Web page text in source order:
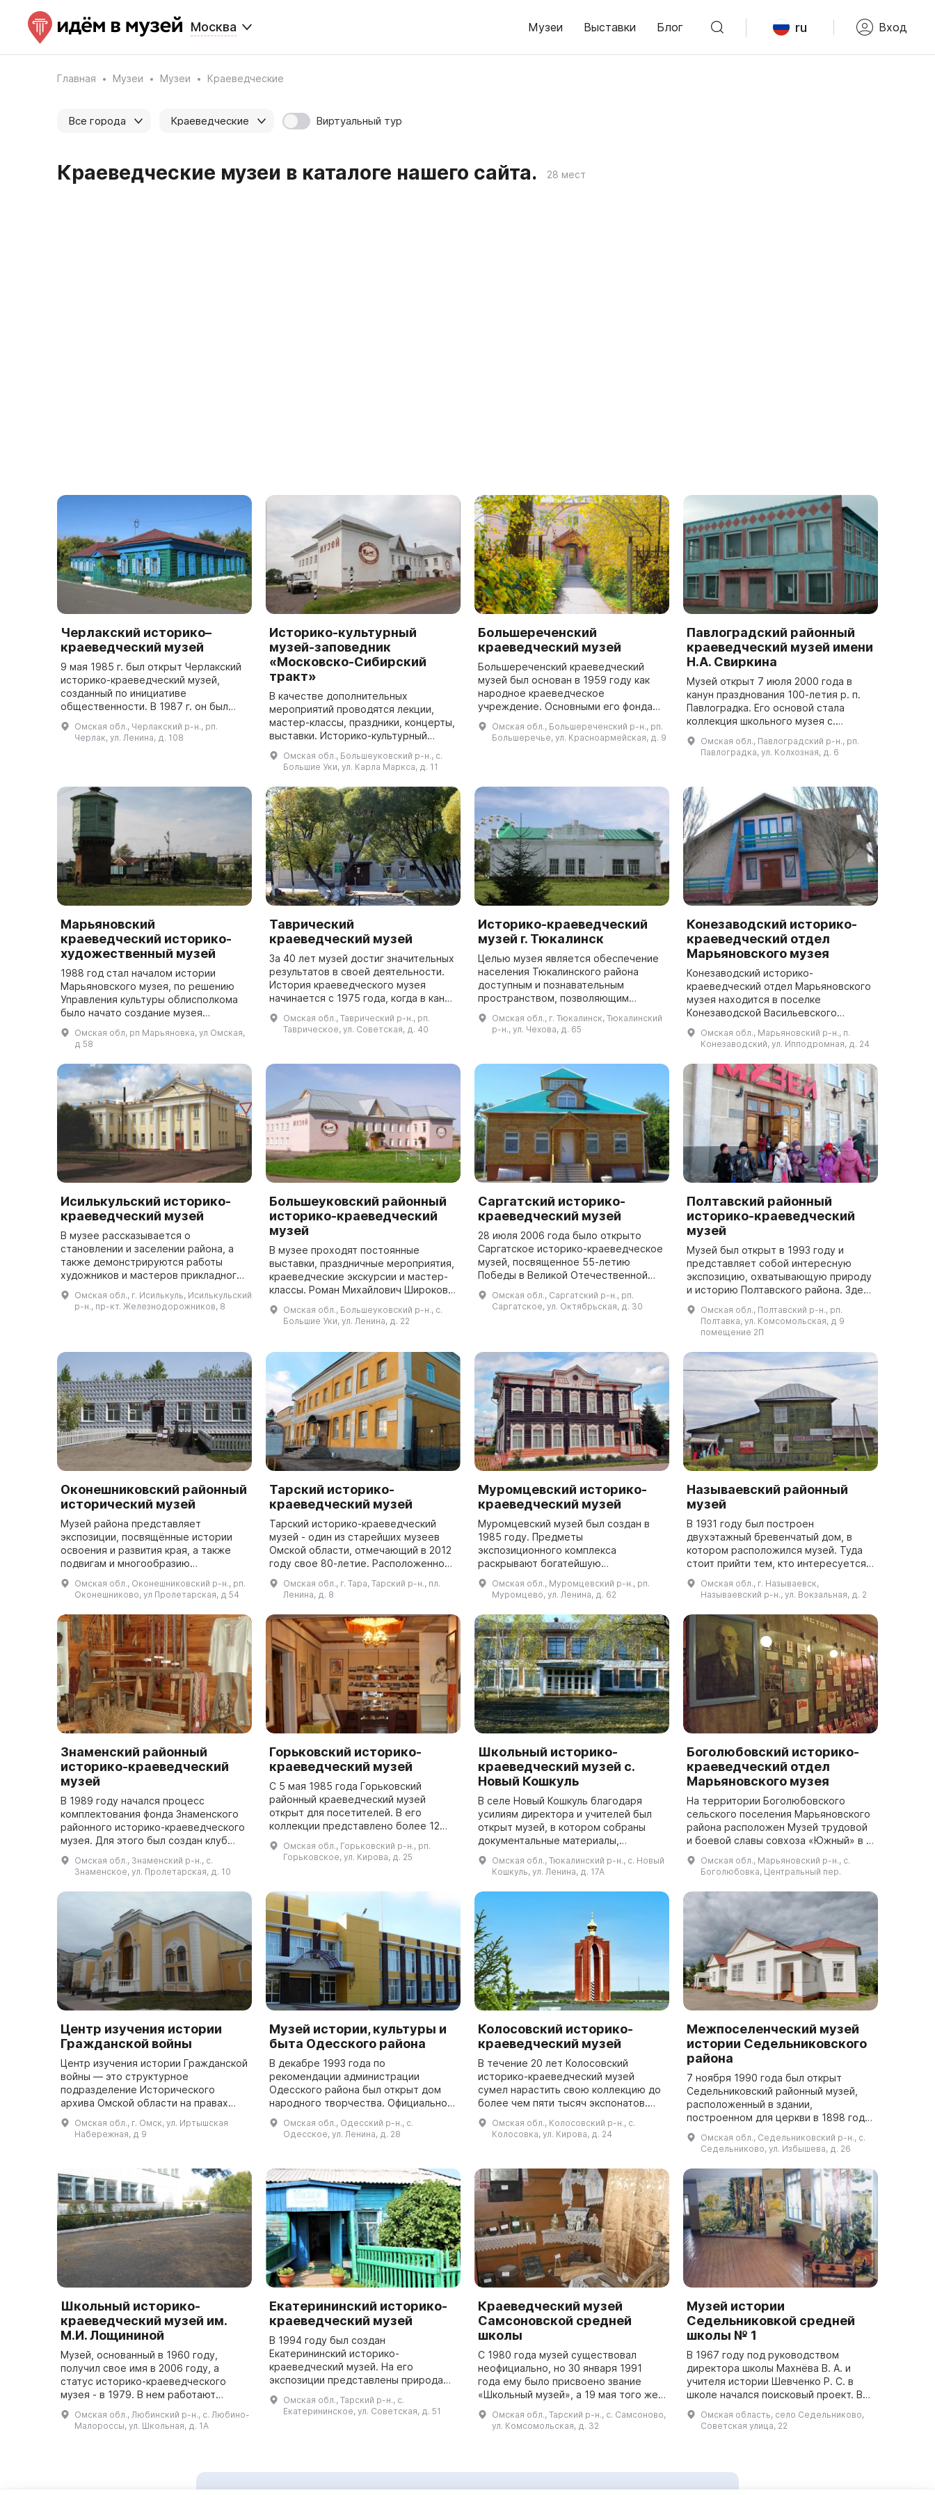
Москва Музеи Выставки Блог ru Вход
Главная Музеи Музеи Краеведческие
Все города Краеведческие Виртуальный тур
Краеведческие музеи в каталоге нашего сайта. 28 мест
Черлакский историко–
краеведческий музей
9 мая 1985 г. был открыт Черлакский
историко-краеведческий музей,
созданный по инициативе
общественности. В 1987 г. он был
переименован в «Народный музей».
Выставочная деятельность приносит
не только ...
Омская обл., Черлакский р-н., рп.
Черлак, ул. Ленина, д. 108
Историко-культурный
музей-заповедник
«Московско-Сибирский
тракт»
В качестве дополнительных
мероприятий проводятся лекции,
мастер-классы, праздники, концерты,
выставки. Историко-культурный
музей-заповедник «Московско-
Сибирский тракт» — это уникальное
место, посвяще...
Омская обл., Большеуковский р-н., с.
Большие Уки, ул. Карла Маркса, д. 11
Большереченский
краеведческий музей
Большереченский краеведческий
музей был основан в 1959 году как
народное краеведческое
учреждение. Основными его фондами
стали личная коллекция писателя и
краеведа В. С. Аношина. Здесь можно
найти кол...
Омская обл., Большереченский р-н., рп.
Большеречье, ул. Красноармейская, д. 9
Павлоградский районный
краеведческий музей имени
Н.А. Свиркина
Музей открыт 7 июля 2000 года в
канун празднования 100-летия р. п.
Павлоградка. Его основой стала
коллекция школьного музея с.
Тихвинка, переданная в р. п.
Павлоградка организатором музея —
Н.А. Свир...
Омская обл., Павлоградский р-н., рп.
Павлоградка, ул. Колхозная, д. 6
Марьяновский
краеведческий историко-
художественный музей
1988 год стал началом истории
Марьяновского музея, по решению
Управления культуры облисполкома
было начато создание музея
исторического профиля,
посвященного боям под Марьяновкой
в 1918 году. В 1995 г...
Омская обл, рп Марьяновка, ул Омская,
д 58
Таврический
краеведческий музей
За 40 лет музей достиг значительных
результатов в своей деятельности.
История краеведческого музея
начинается с 1975 года, когда в канун
30-летия Победы в Великой
Отечественной войне в Доме
пионеров ...
Омская обл., Таврический р-н., рп.
Таврическое, ул. Советская, д. 40
Историко-краеведческий
музей г. Тюкалинск
Целью музея является обеспечение
населения Тюкалинского района
доступным и познавательным
пространством, позволяющим
изучать славную историю региона.
Историко-краеведческий музей
Тюкалинского района ...
Омская обл., г. Тюкалинск, Тюкалинский
р-н., ул. Чехова, д. 65
Конезаводский историко-
краеведческий отдел
Марьяновского музея
Конезаводский историко-
краеведческий отдел Марьяновского
музея находится в поселке
Конезаводской Васильевского
сельского поселения. Музей был
основан в 1981 году на
общественных началах и под
название...
Омская обл., Марьяновский р-н., п.
Конезаводский, ул. Ипподромная, д. 24
Исилькульский историко-
краеведческий музей
В музее рассказывается о
становлении и заселении района, а
также демонстрируются работы
художников и мастеров прикладного
искусства. В зале природы и экологии
представлена мемориальная комната
В. С. Г...
Омская обл., г. Исилькуль, Исилькульский
р-н., пр-кт. Железнодорожников, 8
Большеуковский районный
историко-краеведческий
музей
В музее проходят постоянные
выставки, праздничные мероприятия,
краеведческие экскурсии и мастер-
классы. Роман Михайлович Широков
является основателем
Большеуковского историко-
краеведческого музея. ...
Омская обл., Большеуковский р-н., с.
Большие Уки, ул. Ленина, д. 22
Саргатский историко-
краеведческий музей
28 июля 2006 года было открыто
Саргатское историко-краеведческое
музей, посвященное 55-летию
Победы в Великой Отечественной
войне. Основная цель музея -
собирать все исторические
материалы и документы...
Омская обл., Саргатский р-н., рп.
Саргатское, ул. Октябрьская, д. 30
Полтавский районный
историко-краеведческий
музей
Музей был открыт в 1993 году и
представляет собой интересную
экспозицию, охватывающую природу
и историю Полтавского района. Здесь
можно увидеть документальные
материалы переселенческой
политики XIX-XX...
Омская обл., Полтавский р-н., рп.
Полтавка, ул. Комсомольская, д 9
помещение 2П
Оконешниковский районный
исторический музей
Музей района представляет
экспозиции, посвящённые истории
освоения и развития края, а также
подвигам и многообразию
переселенцев: «История края,
далекая и близкая», «Герои твои —
Россия!», «Маршал Язо...
Омская обл., Оконешниковский р-н., рп.
Оконешниково, ул Пролетарская, д 54
Тарский историко-
краеведческий музей
Тарский историко-краеведческий
музей - один из старейших музеев
Омской области, отмечающий в 2012
году свое 80-летие. Расположенное
в историческом центре города
здание музея включает в себя 13800
Омская обл., г. Тара, Тарский р-н., пл.
Ленина, д. 8
Муромцевский историко-
краеведческий музей
Муромцевский музей был создан в
1985 году. Предметы
экспозиционного комплекса
раскрывают богатейшую
материальную и духовную культуру
древней и современной истории
района. Археологическая
экспозиция...
Омская обл., Муромцевский р-н., рп.
Муромцево, ул. Ленина, д. 62
Называевский районный
музей
В 1931 году был построен
двухэтажный бревенчатый дом, в
котором расположился музей. Туда
стоит прийти тем, кто интересуется
бытом русских крестьян начала ХХ
века. В избе установлена русская
Омская обл., г. Называевск,
Называевский р-н., ул. Вокзальная, д. 2
Знаменский районный
историко-краеведческий
музей
В 1989 году начался процесс
комплектования фонда Знаменского
районного историко-краеведческого
музея. Для этого был создан клуб
«Поиск», в котором учащиеся
Знаменской средней школы собирали
Омская обл., Знаменский р-н., с.
Знаменское, ул. Пролетарская, д. 10
Горьковский историко-
краеведческий музей
С 5 мая 1985 года Горьковский
районный краеведческий музей
открыт для посетителей. В его
коллекции представлено более 12
200 предметов, из которых 9 330
входят в экспозицию и являются
основными фондам...
Омская обл., Горьковский р-н., рп.
Горьковское, ул. Кирова, д. 25
Школьный историко-
краеведческий музей с.
Новый Кошкуль
В селе Новый Кошкуль благодаря
усилиям директора и учителей был
открыт музей, в котором собраны
документальные материалы,
архивные данные, а также
воспоминания о процессе
формирования села, природе кр...
Омская обл., Тюкалинский р-н., с. Новый
Кошкуль, ул. Ленина, д. 17А
Боголюбовский историко-
краеведческий отдел
Марьяновского музея
На территории Боголюбовского
сельского поселения Марьяновского
района расположен Музей трудовой
и боевой славы совхоза «Южный» в с.
Боголюбовке. Его основу заложила
Любовь Андреевна Базанова,
Омская обл., Марьяновский р-н., с.
Боголюбовка, Центральный пер.
Центр изучения истории
Гражданской войны
Центр изучения истории Гражданской
войны — это структурное
подразделение Исторического
архива Омской области на правах
сектора отдела использования и
публикации документов. Центр
занимается комплексны...
Омская обл., г. Омск, ул. Иртышская
Набережная, д 9
Музей истории, культуры и
быта Одесского района
В декабре 1993 года по
рекомендации администрации
Одесского района был открыт дом
народного творчества. Официальное
открытие состоялось 5 мая 1994
года, а работу по организации
выставок декоративно-пр...
Омская обл., Одесский р-н., с.
Одесское, ул. Ленина, д. 28
Колосовский историко-
краеведческий музей
В течение 20 лет Колосовский
историко-краеведческий музей
сумел нарастить свою коллекцию до
более чем пяти тысяч экспонатов.
Основу ее составили предметы,
переданные из школьного музея
Корнеевым В. Ф....
Омская обл., Колосовский р-н., с.
Колосовка, ул. Кирова, д. 24
Межпоселенческий музей
истории Седельниковского
района
7 ноября 1990 года был открыт
Седельниковский районный музей,
расположенный в здании,
построенном для церкви в 1898 году.
Здесь представлены 7 основных
экспозиций, изучающих историю
освоения и развити...
Омская обл., Седельниковский р-н., с.
Седельниково, ул. Избышева, д. 26
Школьный историко-
краеведческий музей им.
М.И. Лощининой
Музей, основанный в 1960 году,
получил свое имя в 2006 году, а
статус историко-краеведческого
музея - в 1979. В нем работают
четыре отдела: быт села Любино-
Малороссы, земляки-участники
Великой Отечест...
Омская обл., Любинский р-н., с. Любино-
Малороссы, ул. Школьная, д. 1А
Екатерининский историко-
краеведческий музей
В 1994 году был создан
Екатерининский историко-
краеведческий музей. На его
экспозиции представлены природа
края, хозяйство и быт местного
населения, а также история Великой
Отечественной войны и давни...
Омская обл., Тарский р-н., с.
Екатерининское, ул. Советская, д. 51
Краеведческий музей
Самсоновской средней
школы
С 1980 года музей существовал
неофициально, но 30 января 1991
года ему было присвоено звание
«Школьный музей», а 19 мая того же
года прошло его официальное
открытие. В 2007 году музей получил
статус и...
Омская обл., Тарский р-н., с. Самсоново,
ул. Комсомольская, д. 32
Музей истории
Седельниковкой средней
школы № 1
В 1967 году под руководством
директора школы Махнёва В. А. и
учителя истории Шевченко Р. С. в
школе начался поисковый проект. В
1970 году был открыт зал боевой
славы в честь 35-летия Победы в
Омская область, село Седельниково,
Советская улица, 22